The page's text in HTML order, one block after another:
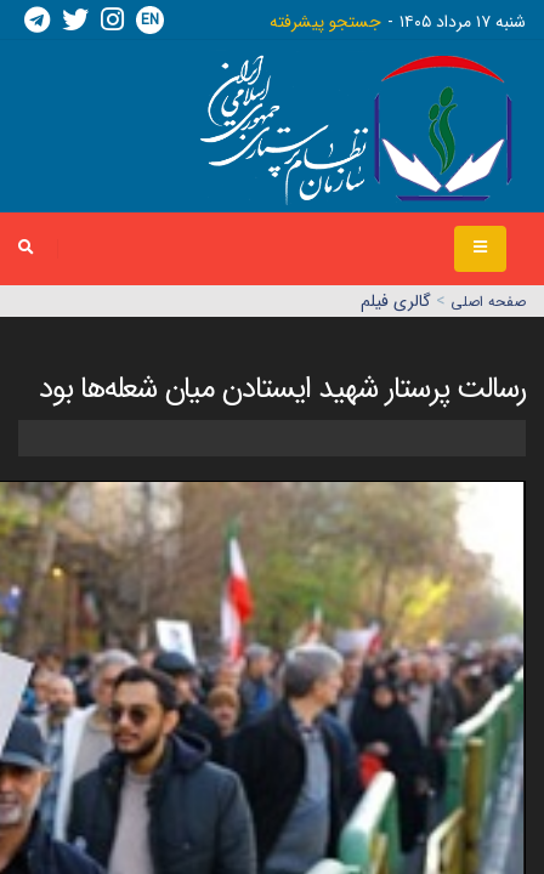
شنبه ١٧ مرداد ١٤٠٥ جستجو پیشرفته EN
صفحه اصلي > گالری فیلم
رسالت پرستار شهید ایستادن میان شعله‌ها بود